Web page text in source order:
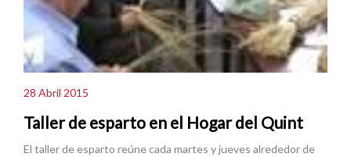
28 Abril 2015
Taller de esparto en el Hogar del Quint
El taller de esparto reúne cada martes y jueves alrededor de